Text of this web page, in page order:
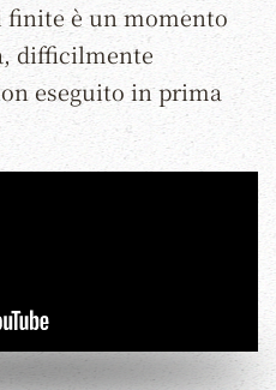
è un momento
difficilmente
eseguito in prima